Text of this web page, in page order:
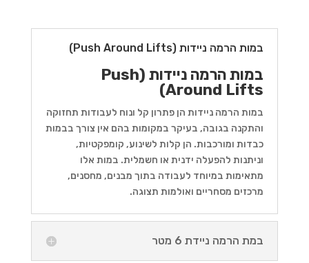
במות הרמה ניידות (Push Around Lifts)
במות הרמה ניידות (Push
Around Lifts)
במות הרמה ניידות הן פתרון קל ונוח לעבודות תחזוקה
והתקנה בגובה, בעיקר במקומות בהם אין צורך בבמות
כבדות ומורכבות. הן קלות לשינוע, קומפקטיות,
וניתנות להפעלה ידנית או חשמלית. במות אלו
מתאימות במיוחד לעבודה בתוך מבנים, מחסנים,
מרכזים מסחריים ואולמות תצוגה.
במת הרמה ניידת 6 מטר